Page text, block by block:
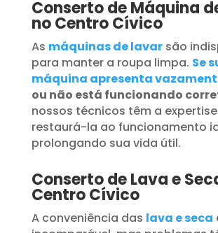
Conserto de Máquina
no Centro Cívico
As máquinas de lavar são
para manter a roupa limpa. Se
máquina apresenta
ou não está funcionando
nossos técnicos têm a
restaurá-la ao funcionamento
prolongando sua vida útil.
Conserto de Lava e
Centro Cívico
A conveniência das lava e seca